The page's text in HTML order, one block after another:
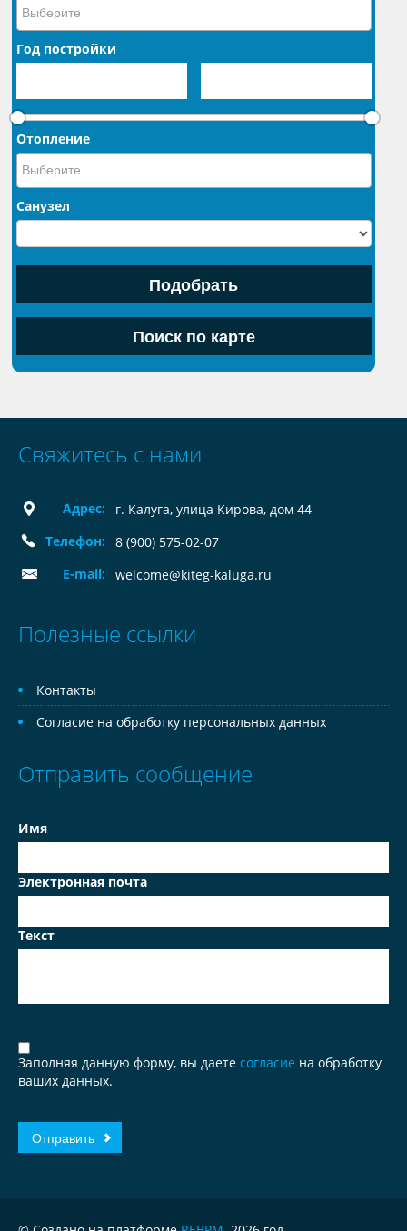
Год постройки
Отопление
Санузел
Свяжитесь с нами
Адрес:
г. Калуга, улица Кирова, дом 44
Телефон:
8 (900) 575-02-07
E-mail:
welcome@kiteg-kaluga.ru
Полезные ссылки
Контакты
Согласие на обработку персональных данных
Отправить сообщение
Имя
Электронная почта
Текст
Заполняя данную форму, вы даете согласие на обработку
ваших данных.